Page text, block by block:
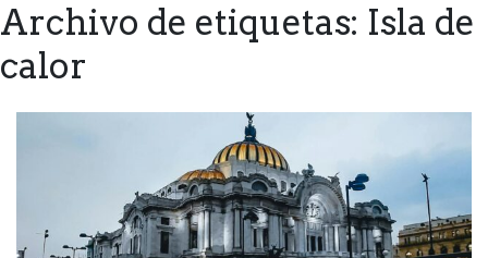
Archivo de etiquetas: Isla de
calor